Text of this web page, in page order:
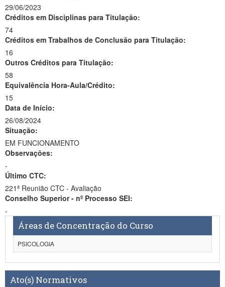
29/06/2023
Créditos em Disciplinas para Titulação:
74
Créditos em Trabalhos de Conclusão para Titulação:
16
Outros Créditos para Titulação:
58
Equivalência Hora-Aula/Crédito:
15
Data de Início:
26/08/2024
Situação:
EM FUNCIONAMENTO
Observações:
-
Último CTC:
221ª Reunião CTC - Avaliação
Conselho Superior - nº Processo SEI:
-
Áreas de Concentração do Curso
PSICOLOGIA
Ato(s) Normativos